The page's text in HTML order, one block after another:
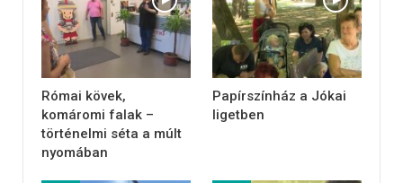
Római kövek,
komáromi falak –
történelmi séta a múlt
nyomában
Papírszínház a Jókai
ligetben